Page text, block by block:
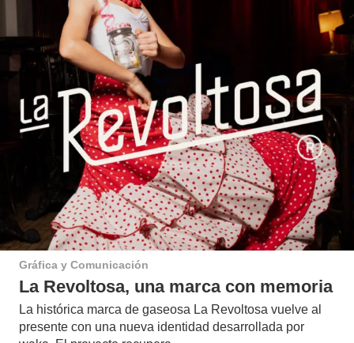
Gráfica y Comunicación
La Revoltosa, una marca con memoria
La histórica marca de gaseosa La Revoltosa vuelve al
presente con una nueva identidad desarrollada por